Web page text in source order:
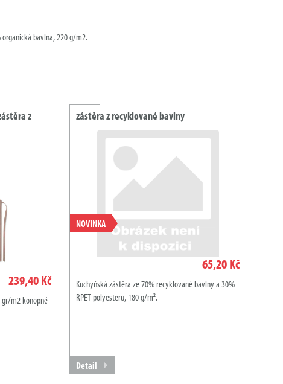
bavlna, 220 g/m2.
z
239,40 Kč
m2 konopné
zástěra z recyklované bavlny
NOVINKA
65,20 Kč
Kuchyňská zástěra ze 70% recyklované bavlny a 30%
RPET polyesteru, 180 g/m².
Detail